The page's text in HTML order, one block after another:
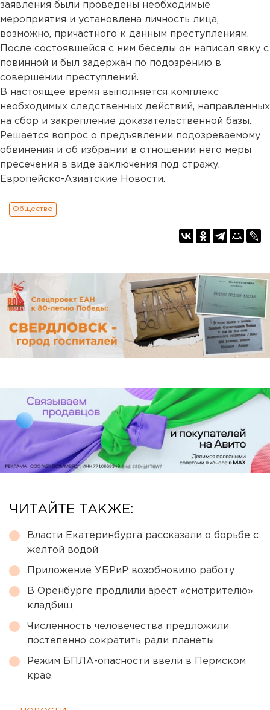
заявления были проведены необходимые
мероприятия и установлена личность лица,
возможно, причастного к данным преступлениям.
После состоявшейся с ним беседы он написал явку с
повинной и был задержан по подозрению в
совершении преступлений.
В настоящее время выполняется комплекс
необходимых следственных действий, направленных
на сбор и закрепление доказательственной базы.
Решается вопрос о предъявлении подозреваемому
обвинения и об избрании в отношении него меры
пресечения в виде заключения под стражу.
Европейско-Азиатские Новости.
Общество
ЧИТАЙТЕ ТАКЖЕ:
Власти Екатеринбурга рассказали о борьбе с
желтой водой
Приложение УБРиР возобновило работу
В Оренбурге продлили арест «смотрителю»
кладбищ
Численность человечества предложили
постепенно сократить ради планеты
Режим БПЛА-опасности ввели в Пермском
крае